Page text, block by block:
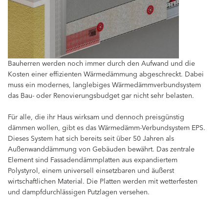
Bauherren werden noch immer durch den Aufwand und die
Kosten einer effizienten Wärmedämmung abgeschreckt. Dabei
muss ein modernes, langlebiges Wärmedämmverbundsystem
das Bau- oder Renovierungsbudget gar nicht sehr belasten.
Für alle, die ihr Haus wirksam und dennoch preisgünstig
dämmen wollen, gibt es das Wärmedämm-Verbundsystem EPS.
Dieses System hat sich bereits seit über 50 Jahren als
Außenwanddämmung von Gebäuden bewährt. Das zentrale
Element sind Fassadendämmplatten aus expandiertem
Polystyrol, einem universell einsetzbaren und äußerst
wirtschaftlichen Material. Die Platten werden mit wetterfesten
und dampfdurchlässigen Putzlagen versehen.